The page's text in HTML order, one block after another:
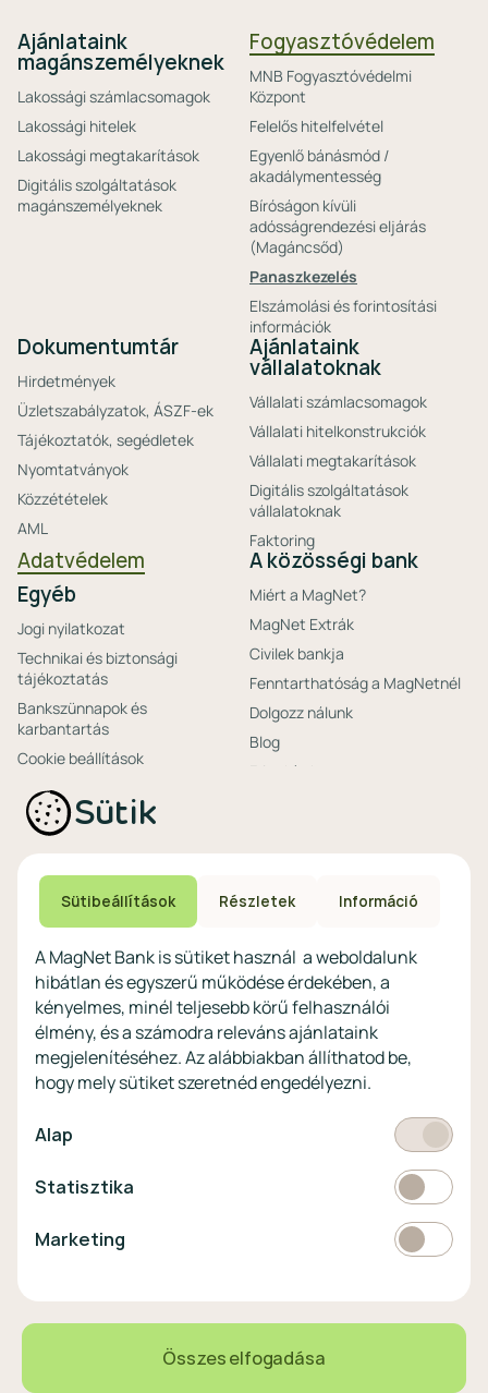
Ajánlataink
magánszemélyeknek
Lakossági számlacsomagok
Lakossági hitelek
Lakossági megtakarítások
Digitális szolgáltatások
magánszemélyeknek
Fogyasztóvédelem
MNB Fogyasztóvédelmi
Központ
Felelős hitelfelvétel
Egyenlő bánásmód /
akadálymentesség
Bíróságon kívüli
adósságrendezési eljárás
(Magáncsőd)
Panaszkezelés
Elszámolási és forintosítási
információk
Dokumentumtár
Hirdetmények
Üzletszabályzatok, ÁSZF-ek
Tájékoztatók, segédletek
Nyomtatványok
Közzétételek
AML
Ajánlataink
vállalatoknak
Vállalati számlacsomagok
Vállalati hitelkonstrukciók
Vállalati megtakarítások
Digitális szolgáltatások
vállalatoknak
Faktoring
Adatvédelem
Egyéb
Jogi nyilatkozat
Technikai és biztonsági
tájékoztatás
Bankszünnapok és
karbantartás
Cookie beállítások
A közösségi bank
Miért a MagNet?
MagNet Extrák
Civilek bankja
Fenntarthatóság a MagNetnél
Dolgozz nálunk
Blog
Friss hírek
Ajánlataink non-
profitoknak
számlacsomagok
Megtakarítások non-
profitoknak
Digitális szolgáltatások non-
profitoknak
eszközökön
Vértezze fel magát a
kibercsalásokkal
szemben!
Látogasson el a KiberPajzs
honlapra!
választó
EUR
Sütik
Sütibeállítások Részletek Információ
A MagNet Bank is sütiket használ a weboldalunk
hibátlan és egyszerű működése érdekében, a
kényelmes, minél teljesebb körű felhasználói
élmény, és a számodra releváns ajánlataink
megjelenítéséhez. Az alábbiakban állíthatod be,
hogy mely sütiket szeretnéd engedélyezni.
Alap Kötelező
Statisztika Statisztikai
Marketing Marketing
Összes elfogadása